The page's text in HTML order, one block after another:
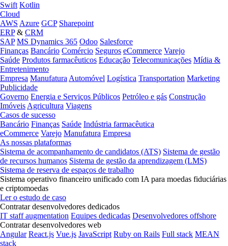
Swift Kotlin
Cloud
AWS Azure GCP Sharepoint
ERP& CRM
SAP MS Dynamics 365 Odoo Salesforce
Finanças Bancário Comércio Seguros eCommerce Varejo
Saúde Produtos farmacêuticos Educação Telecomunicações Mídia &
Entretenimento
Empresa Manufatura Automóvel Logística Transportation Marketing
Publicidade
Governo Energia e Serviços Públicos Petróleo e gás Construção
Imóveis Agricultura Viagens
Casos de sucesso
Bancário Finanças Saúde Indústria farmacêutica
eCommerce Varejo Manufatura Empresa
As nossas plataformas
Sistema de acompanhamento de candidatos (ATS) Sistema de gestão
de recursos humanos Sistema de gestão da aprendizagem (LMS)
Sistema de reserva de espaços de trabalho
Sistema operativo financeiro unificado com IA para moedas fiduciárias
e criptomoedas
Ler o estudo de caso
Contratar desenvolvedores dedicados
IT staff augmentation Equipes dedicadas Desenvolvedores offshore
Contratar desenvolvedores web
Angular React.js Vue.js JavaScript Ruby on Rails Full stack MEAN
stack